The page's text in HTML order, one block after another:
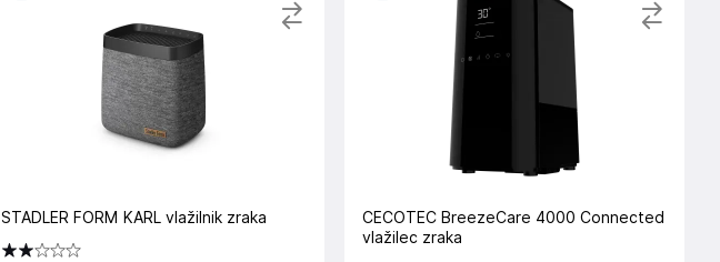
STADLER FORM KARL vlažilnik zraka
CECOTEC BreezeCare 4000 Connected
vlažilec zraka